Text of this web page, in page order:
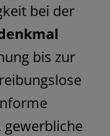
bei der
bis zur